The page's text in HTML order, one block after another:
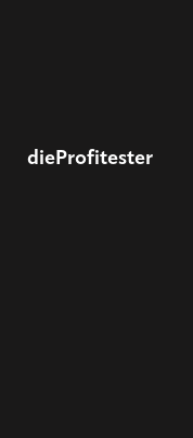
dieProfitester